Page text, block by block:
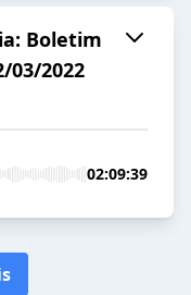
Boletim
03/2022
02:09:39